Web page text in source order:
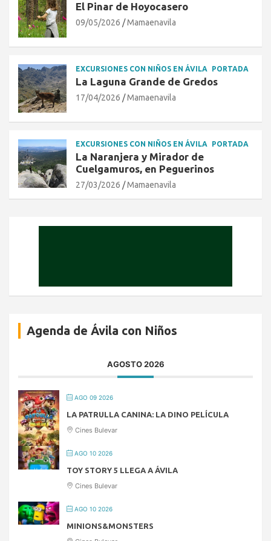
El Pinar de Hoyocasero
09/05/2026 Mamaenavila
EXCURSIONES CON NIÑOS EN ÁVILA PORTADA
La Laguna Grande de Gredos
17/04/2026 Mamaenavila
EXCURSIONES CON NIÑOS EN ÁVILA PORTADA
La Naranjera y Mirador de
Cuelgamuros, en Peguerinos
27/03/2026 Mamaenavila
Agenda de Ávila con Niños
AGOSTO 2026
AGO 09 2026
LA PATRULLA CANINA: LA DINO PELÍCULA
Cines Bulevar
AGO 10 2026
TOY STORY 5 LLEGA A ÁVILA
Cines Bulevar
AGO 10 2026
MINIONS&MONSTERS